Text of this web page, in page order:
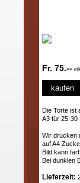
Fr. 75.--
kaufen
Die Torte ist
A3 für 25-30
Wir drucken
auf A4
Bild kann
Bei dunklen
Lieferzeit: